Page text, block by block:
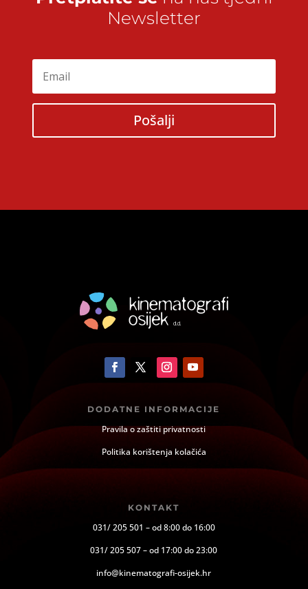
Newsletter
Pošalji
DODATNE INFORMACIJE
Pravila o zaštiti privatnosti
Politika korištenja kolačića
KONTAKT
031/ 205 501 – od 8:00 do 16:00
031/ 205 507 – od 17:00 do 23:00
info@kinematografi-osijek.hr